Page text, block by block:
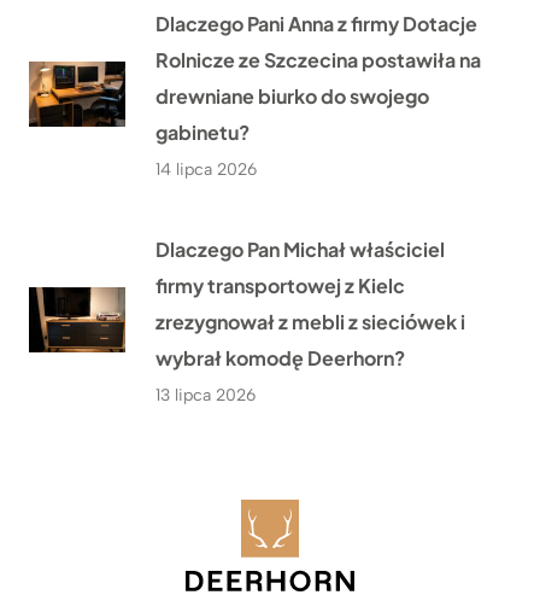
Dlaczego Pani Anna z firmy Dotacje
Rolnicze ze Szczecina postawiła na
drewniane biurko do swojego
gabinetu?
14 lipca 2026
Dlaczego Pan Michał właściciel
firmy transportowej z Kielc
zrezygnował z mebli z sieciówek i
wybrał komodę Deerhorn?
13 lipca 2026